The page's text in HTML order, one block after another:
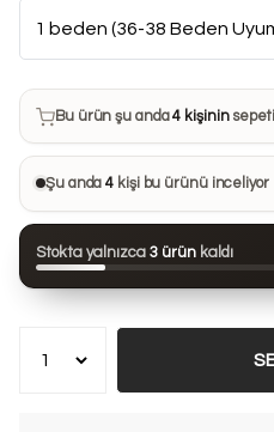
Bu ürün son 7 günde7 kez
Bu ürün şu anda4 kişinin
Bu ürünü 23 kişi favorilerine
Bu ürün son 24 saatte90 kez
Şu anda4 kişi bu ürünü inceliyor
Stokta yalnızca 3 ürün kaldı